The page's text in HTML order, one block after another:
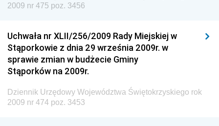
Dziennik Urzędowy Urzędu Patentowego
Dziennik Urzędowy Generalnej Dyrekcji Dróg
Krajowych i Autostrad
Dziennik Urzędowy Ministra Środowiska
Dziennik Urzędowy Ministra Edukacji
2009 nr 475 poz. 3456
Uchwała nr XLII/256/2009 Rady Miejskiej w
Stąporkowie z dnia 29 września 2009r. w
sprawie zmian w budżecie Gminy
Stąporków na 2009r.
Dziennik Urzędowy Województwa Świętokrzyskiego rok
2009 nr 474 poz. 3453